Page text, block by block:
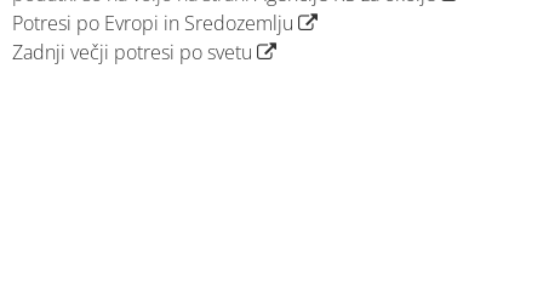
Potresi po Evropi in Sredozemlju
Zadnji večji potresi po svetu